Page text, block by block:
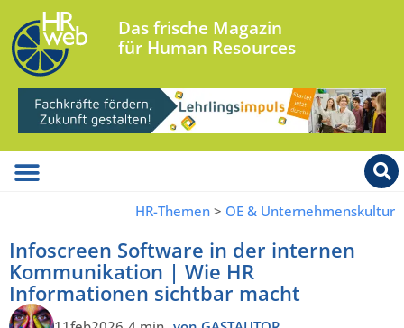
Das frische Magazin
für Human Resources
HR-Themen > OE & Unternehmenskultur
Infoscreen Software in der internen
Kommunikation | Wie HR
Informationen sichtbar macht